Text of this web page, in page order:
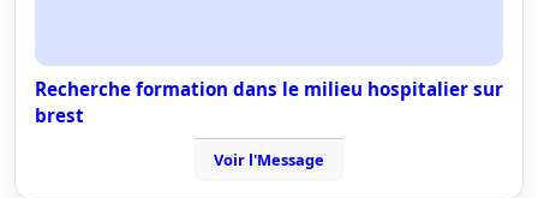
Recherche formation dans le milieu hospitalier sur
brest
Voir l'Message